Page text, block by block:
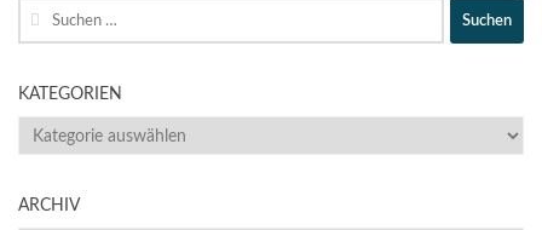
Suche
nach:
KATEGORIEN
KATEGORIEN
ARCHIV